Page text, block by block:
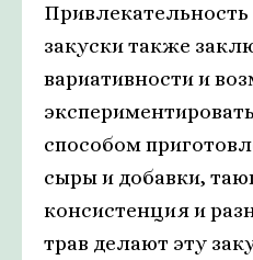
Привлекательность
закуски также
вариативности и
способом
сыры и добавки,
консистенция и
трав делают эту